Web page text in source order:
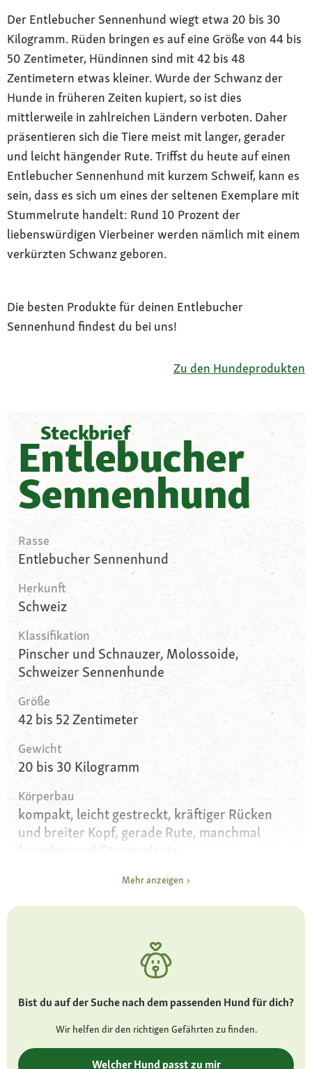
Der Entlebucher Sennenhund wiegt etwa 20 bis 30
Kilogramm. Rüden bringen es auf eine Größe von 44 bis
50 Zentimeter, Hündinnen sind mit 42 bis 48
Zentimetern etwas kleiner. Wurde der Schwanz der
Hunde in früheren Zeiten kupiert, so ist dies
mittlerweile in zahlreichen Ländern verboten. Daher
präsentieren sich die Tiere meist mit langer, gerader
und leicht hängender Rute. Triffst du heute auf einen
Entlebucher Sennenhund mit kurzem Schweif, kann es
sein, dass es sich um eines der seltenen Exemplare mit
Stummelrute handelt: Rund 10 Prozent der
liebenswürdigen Vierbeiner werden nämlich mit einem
verkürzten Schwanz geboren.
Die besten Produkte für deinen Entlebucher
Sennenhund findest du bei uns!
Zu den Hundeprodukten
Steckbrief
Entlebucher
Sennenhund
Rasse
Entlebucher Sennenhund
Herkunft
Schweiz
Klassifikation
Pinscher und Schnauzer, Molossoide,
Schweizer Sennenhunde
Größe
42 bis 52 Zentimeter
Gewicht
20 bis 30 Kilogramm
Körperbau
kompakt, leicht gestreckt, kräftiger Rücken
und breiter Kopf, gerade Rute, manchmal
(angeborene) Stummelrute
hoch und breit angesetzte Hängeohren mit
abgerundeter Spitze
Fell und Farbe
kurzes, fest anliegendes und glänzendes
Mehr anzeigen
Bist du auf der Suche nach dem passenden Hund für dich?
Wir helfen dir den richtigen Gefährten zu finden.
Welcher Hund passt zu mir